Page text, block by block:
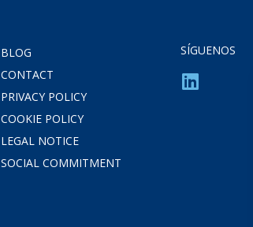
BLOG
CONTACT
PRIVACY POLICY
COOKIE POLICY
LEGAL NOTICE
SOCIAL COMMITMENT
SÍGUENOS